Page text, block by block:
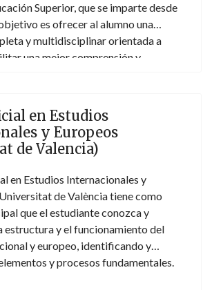
Superior, que se imparte desde
es ofrecer al alumno una
y multidisciplinar orientada a
una mejor comprensión y
en Estudios
y Europeos
de Valencia)
en Estudios Internacionales y
de València tiene como
que el estudiante conozca y
estructura y el funcionamiento del
y europeo, identificando y
y procesos fundamentales.